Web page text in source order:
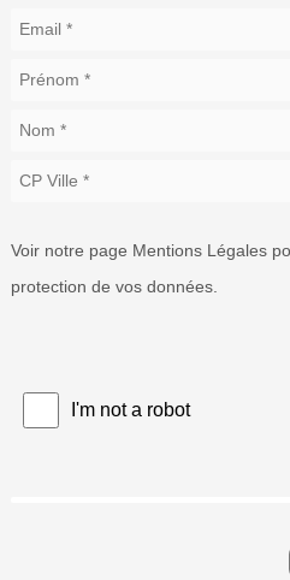
Voir notre page Mentions Légales
protection de vos données.